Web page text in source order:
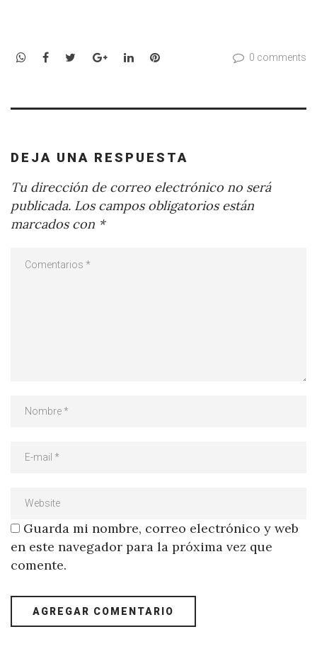
WhatsApp
Facebook
TwitterGoogle+LinkedInPinterest 0 comments
DEJA UNA RESPUESTA
Tu dirección de correo electrónico no será
publicada. Los campos obligatorios están
marcados con *
Guarda mi nombre, correo electrónico y web
en este navegador para la próxima vez que
comente.